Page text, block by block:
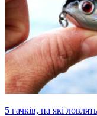
5 гачків, на які